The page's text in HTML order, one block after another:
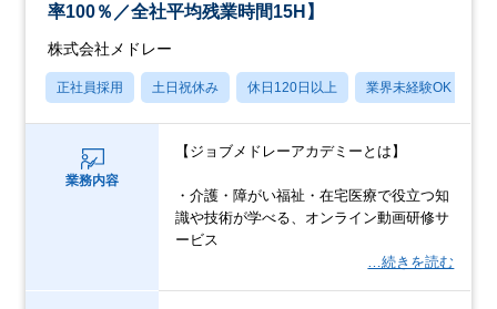
率100％／全社平均残業時間15H】
株式会社メドレー
正社員採用 土日祝休み 休日120日以上 業界未経験OK
業務内容
【ジョブメドレーアカデミーとは】
・介護・障がい福祉・在宅医療で役立つ知
識や技術が学べる、オンライン動画研修サ
ービス
…続きを読む